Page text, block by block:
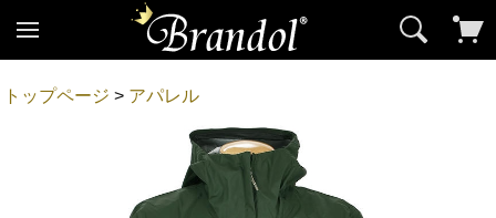
トップページ > アパレル